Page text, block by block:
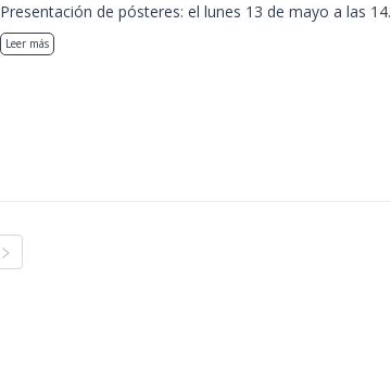
Presentación de pósteres: el lunes 13 de mayo a las 14.
Leer más